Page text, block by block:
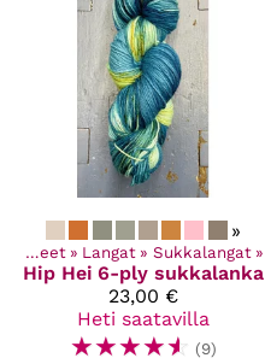
»
Kaikki tuotteet ‪» Langat ‪» Sukkalangat ‪»
Hip Hei 6-ply sukkalanka
23,00 €
Heti saatavilla
☆☆☆☆☆ (9)